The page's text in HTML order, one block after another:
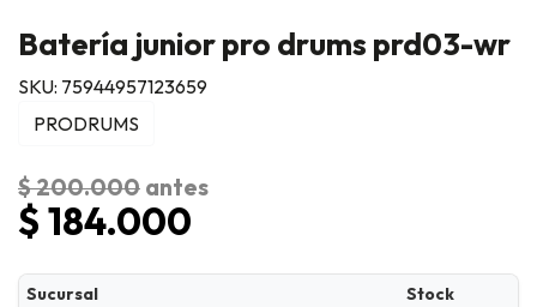
Batería junior pro drums prd03-wr
SKU: 75944957123659
PRODRUMS
$ 200.000 antes
$ 184.000
Sucursal Stock